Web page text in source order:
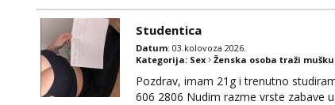
Studentica
Datum: 03.kolovoza 2026.
Kategorija: Sex Ženska osoba traži
Pozdrav, imam 21g i trenutno
606 2806 Nudim razme vrste zabave